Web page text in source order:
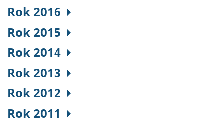
Rok 2016
Rok 2015
Rok 2014
Rok 2013
Rok 2012
Rok 2011